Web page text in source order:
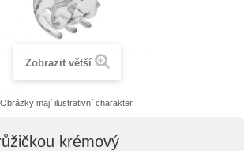
Zobrazit větší
Obrázky mají ilustrativní charakter.
krémový